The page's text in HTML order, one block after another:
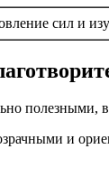
сил и
полезными,
и